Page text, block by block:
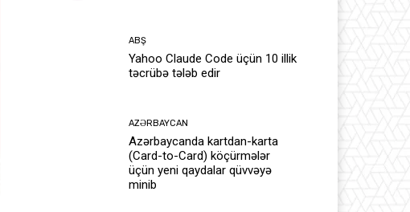
ABŞ
Yahoo Claude Code üçün 10 illik
təcrübə tələb edir
AZƏRBAYCAN
Azərbaycanda kartdan-karta
(Card-to-Card) köçürmələr
üçün yeni qaydalar qüvvəyə
minib